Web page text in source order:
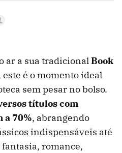
ar a sua tradicionalBook
é o momento ideal
sem pesar no bolso.
títulos com
a 70%, abrangendo
indispensáveis até
romance,